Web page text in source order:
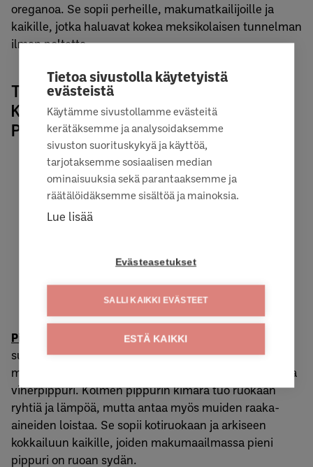
oreganoa. Se sopii perheille, makumatkailijoille ja
kaikille, jotka haluavat kokea meksikolaisen tunnelman
ilman poltetta.
TÄYTELÄINEN PIPPURI -
KIRJOLOHISUIKALE KUNNIOITTAA
POHJOISTA
Pippurilla maustettu kirjolohisuikale
suomalaisten suosikkimausteelle. Rakastetun
mustapippurin kaverina tässä maistuvat myös rose- ja
viherpippuri. Kolmen pippurin kimara tuo ruokaan
ryhtiä ja lämpöä, mutta antaa myös muiden raaka-
aineiden loistaa. Se sopii kotiruokaan ja arkiseen
kokkailuun kaikille, joiden makumaailmassa pieni
pippuri on ruoan sydän.
Tietoa sivustolla käytetyistä
evästeistä
Käytämme sivustollamme evästeitä
kerätäksemme ja analysoidaksemme
sivuston suorituskykyä ja käyttöä,
tarjotaksemme sosiaalisen median
ominaisuuksia sekä parantaaksemme ja
räätälöidäksemme sisältöä ja mainoksia.
Lue lisää
Evästeasetukset
SALLI KAIKKI EVÄSTEET
ESTÄ KAIKKI